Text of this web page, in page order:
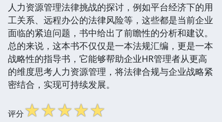
人力资源管理法律挑战的探讨，例如平台经济下的用
工关系、远程办公的法律风险等，这些都是当前企业
面临的紧迫问题，书中给出了前瞻性的分析和建议。
总的来说，这本书不仅仅是一本法规汇编，更是一本
战略性的指导书，它能够帮助企业HR管理者从更高
的维度思考人力资源管理，将法律合规与企业战略紧
密结合，实现可持续发展。
评分☆☆☆☆☆